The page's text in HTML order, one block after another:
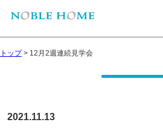
トップ> 12月2週連続見学会
2021.11.13